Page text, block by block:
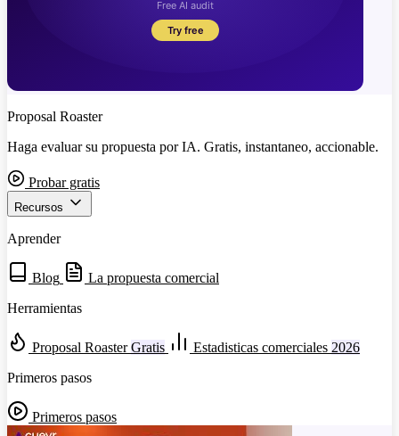
Proposal Roaster
Haga evaluar su propuesta por IA. Gratis, instantaneo, accionable.
Probar gratis
Recursos
Aprender
Blog
La propuesta comercial
Herramientas
Proposal Roaster Gratis Estadisticas comerciales 2026
Primeros pasos
Primeros pasos